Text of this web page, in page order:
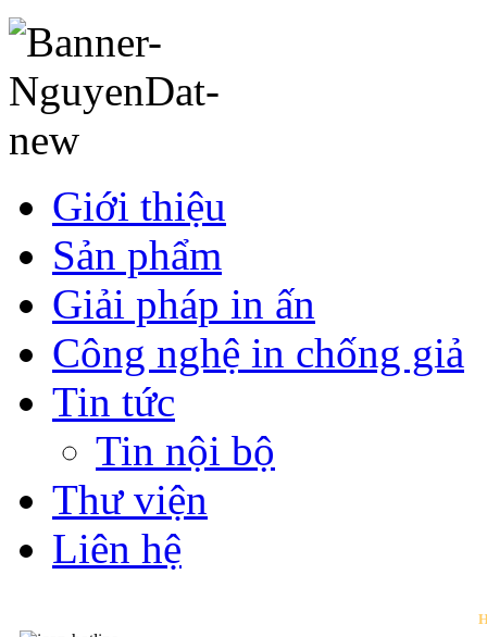
Giới thiệu
Sản phẩm
Giải pháp in ấn
Công nghệ in chống giả
Tin tức
Tin nội bộ
Thư viện
Liên hệ